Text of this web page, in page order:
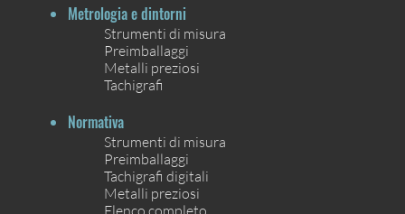
Metrologia e dintorni
Strumenti di misura
Preimballaggi
Metalli preziosi
Tachigrafi
Normativa
Strumenti di misura
Preimballaggi
Tachigrafi digitali
Metalli preziosi
Elenco completo